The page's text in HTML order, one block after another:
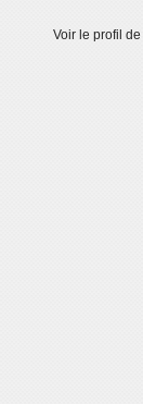
Voir le profil de